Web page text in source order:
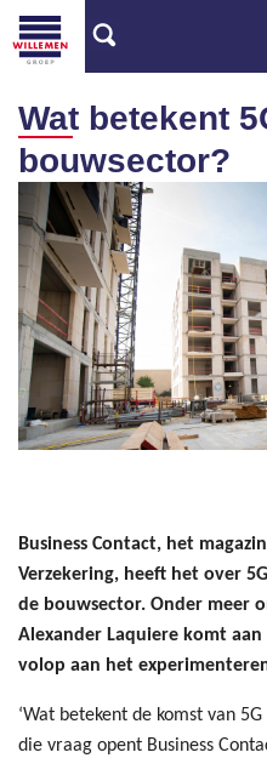
Wat betekent
bouwsector?
Business Contact, het
Verzekering, heeft het over
de bouwsector. Onder meer
Alexander Laquiere komt
volop aan het
‘Wat betekent de komst van
die vraag opent Business